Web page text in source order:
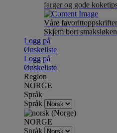
farger og gode
Våre favorittoppskrifter
Skjem bort
Logg på
Ønskeliste
Logg på
Ønskeliste
Region
NORGE
Språk
Språk
NORGE
Språk